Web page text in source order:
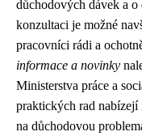
důchodových dávek a o
konzultaci je možné
pracovníci rádi a
informace a novinky
Ministerstva práce a
praktických rad nabízejí
na důchodovou